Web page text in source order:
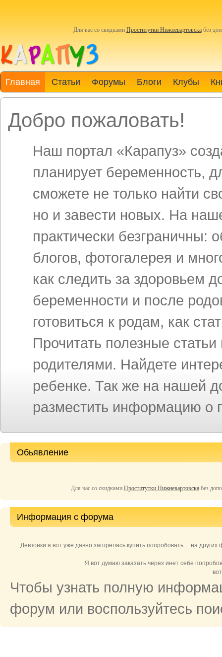
Для вас со скидками Проститутки Нижневартовскабез
Главная Статьи Форумы Блоги Клубы
Добро пожаловать!
Наш портал «Карапуз»
планирует беременность,
сможете не только найти
но и завести новых. На
практически
блогов, фотогалерея и
как следить за здоровьем
беременности и после
готовиться к родам, как
Прочитать полезные
родителями. Найдете
ребенке. Так же на нашей
разместить информацию о
Обьявление
Для вас со скидками Проститутки Нижневартовскабез
Информация с форума
Девчонки я вот уже давно загорелась купить попробовать.....на
Я вот думаю заказать через инет себе
Чтобы узнать полную
форум или воспользуйтесь